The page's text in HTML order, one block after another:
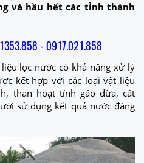
và hầu hết các tỉnh thành
- 0917.021.858
lọc nước có khả năng xử lý
kết hợp với các loại vật liệu
than hoạt tính gáo dừa, cát
sử dụng kết quả nước đáng